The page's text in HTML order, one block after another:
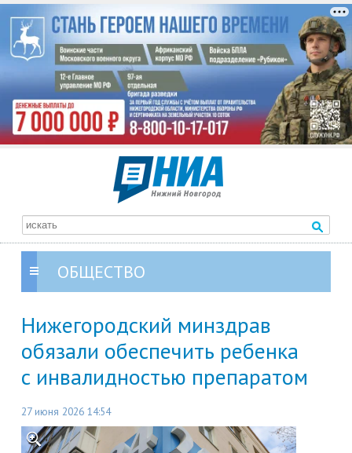
ОБЩЕСТВО
Нижегородский минздрав
обязали обеспечить ребенка
с инвалидностью препаратом
27 июня 2026 14:54